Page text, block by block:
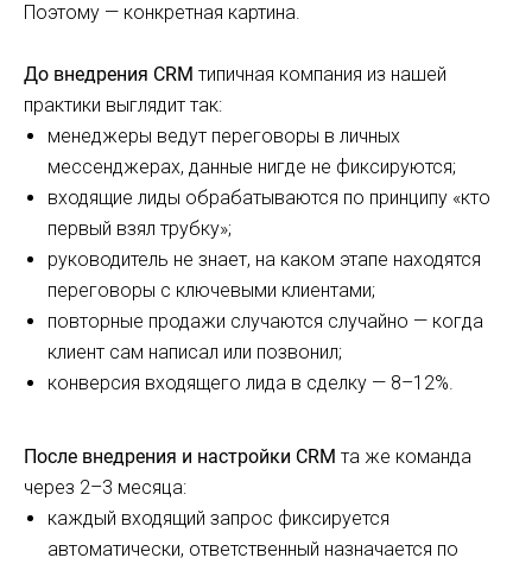
Поэтому — конкретная картина.
До внедрения CRM типичная компания из нашей
практики выглядит так:
менеджеры ведут переговоры в личных
мессенджерах, данные нигде не фиксируются;
входящие лиды обрабатываются по принципу «кто
первый взял трубку»;
руководитель не знает, на каком этапе находятся
переговоры с ключевыми клиентами;
повторные продажи случаются случайно — когда
клиент сам написал или позвонил;
конверсия входящего лида в сделку — 8–12%.
После внедрения и настройки CRM та же команда
через 2–3 месяца:
каждый входящий запрос фиксируется
автоматически, ответственный назначается по